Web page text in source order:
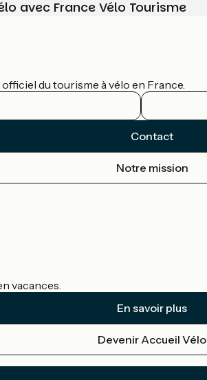
avec France Vélo Tourisme
du tourisme à vélo en France.
Contact
Notre mission
vacances.
En savoir plus
Devenir Accueil Vélo